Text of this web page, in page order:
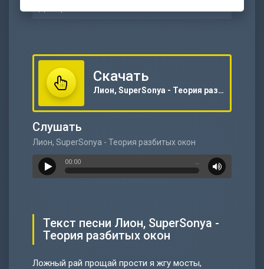
Скачать
Лион, SuperSonya - Теория разбитых окон
Слушать
Лион, SuperSonya - Теория разбитых окон
00:00 …
Текст песни Лион, SuperSonya -
Теория разбитых окон
Ложный рай прощай прости я жгу мосты,